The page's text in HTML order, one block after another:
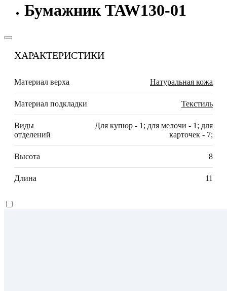
Бумажник TAW130-01
ХАРАКТЕРИСТИКИ
Материал верха Натуральная кожа
Материал подкладки Текстиль
Виды
отделений
Для купюр - 1; для мелочи - 1; для
карточек - 7;
Высота 8
Длина 11